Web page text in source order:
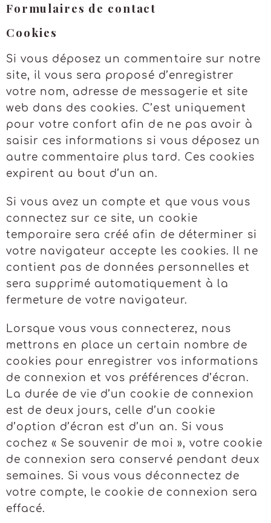
Formulaires de contact
Cookies
Si vous déposez un commentaire sur notre
site, il vous sera proposé d’enregistrer
votre nom, adresse de messagerie et site
web dans des cookies. C’est uniquement
pour votre confort afin de ne pas avoir à
saisir ces informations si vous déposez un
autre commentaire plus tard. Ces cookies
expirent au bout d’un an.
Si vous avez un compte et que vous vous
connectez sur ce site, un cookie
temporaire sera créé afin de déterminer si
votre navigateur accepte les cookies. Il ne
contient pas de données personnelles et
sera supprimé automatiquement à la
fermeture de votre navigateur.
Lorsque vous vous connecterez, nous
mettrons en place un certain nombre de
cookies pour enregistrer vos informations
de connexion et vos préférences d’écran.
La durée de vie d’un cookie de connexion
est de deux jours, celle d’un cookie
d’option d’écran est d’un an. Si vous
cochez « Se souvenir de moi », votre cookie
de connexion sera conservé pendant deux
semaines. Si vous vous déconnectez de
votre compte, le cookie de connexion sera
effacé.